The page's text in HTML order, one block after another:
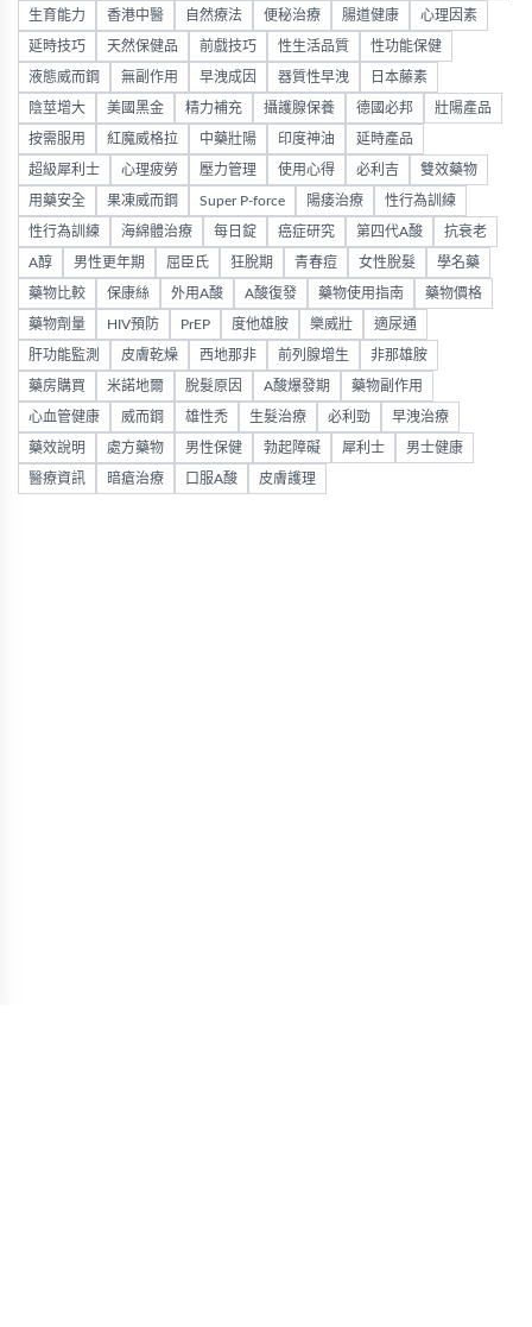
生育能力 香港中醫 自然療法 便秘治療 腸道健康 心理因素
延時技巧 天然保健品 前戲技巧 性生活品質 性功能保健
液態威而鋼 無副作用 早洩成因 器質性早洩 日本藤素
陰莖增大 美國黑金 精力補充 攝護腺保養 德國必邦 壯陽產品
按需服用 紅魔威格拉 中藥壯陽 印度神油 延時產品
超級犀利士 心理疲勞 壓力管理 使用心得 必利吉 雙效藥物
用藥安全 果凍威而鋼 Super P-force 陽痿治療 性行為訓練
性行為訓練 海綿體治療 每日錠 癌症研究 第四代A酸 抗衰老
A醇 男性更年期 屈臣氏 狂脫期 青春痘 女性脫髮 學名藥
藥物比較 保康絲 外用A酸 A酸復發 藥物使用指南 藥物價格
藥物劑量 HIV預防 PrEP 度他雄胺 樂威壯 適尿通
肝功能監測 皮膚乾燥 西地那非 前列腺增生 非那雄胺
藥房購買 米諾地爾 脫髮原因 A酸爆發期 藥物副作用
心血管健康 威而鋼 雄性禿 生髮治療 必利勁 早洩治療
藥效說明 處方藥物 男性保健 勃起障礙 犀利士 男士健康
醫療資訊 暗瘡治療 口服A酸 皮膚護理